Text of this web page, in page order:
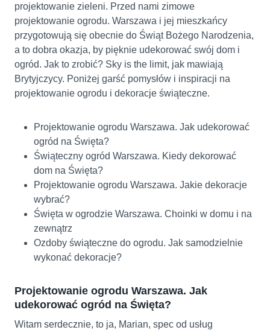
projektowanie zieleni. Przed nami zimowe
projektowanie ogrodu. Warszawa i jej mieszkańcy
przygotowują się obecnie do Świąt Bożego Narodzenia,
a to dobra okazja, by pięknie udekorować swój dom i
ogród. Jak to zrobić? Sky is the limit, jak mawiają
Brytyjczycy. Poniżej garść pomysłów i inspiracji na
projektowanie ogrodu i dekoracje świąteczne.
Projektowanie ogrodu Warszawa. Jak udekorować
ogród na Święta?
Świąteczny ogród Warszawa. Kiedy dekorować
dom na Święta?
Projektowanie ogrodu Warszawa. Jakie dekoracje
wybrać?
Święta w ogrodzie Warszawa. Choinki w domu i na
zewnątrz
Ozdoby świąteczne do ogrodu. Jak samodzielnie
wykonać dekoracje?
Projektowanie ogrodu Warszawa. Jak
udekorować ogród na Święta?
Witam serdecznie, to ja, Marian, spec od usług